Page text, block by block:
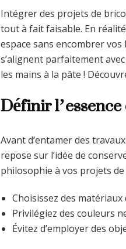
Intégrer des projets de
tout à fait faisable. En
espace sans encombrer
s’alignent parfaitement
les mains à la pâte !
Définir
Avant d’entamer des
repose sur l’idée de
philosophie à vos projets
Choisissez des
Privilégiez des couleurs
Évitez d’employer des